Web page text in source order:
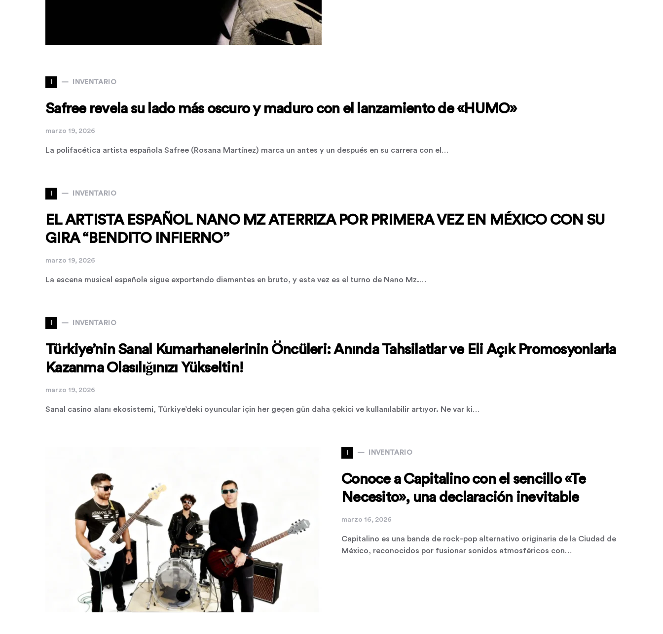
I INVENTARIO
Safree revela su lado más oscuro y maduro con el lanzamiento de «HUMO»
marzo 19, 2026
La polifacética artista española Safree (Rosana Martínez) marca un antes y un después en su carrera con el…
I INVENTARIO
EL ARTISTA ESPAÑOL NANO MZ ATERRIZA POR PRIMERA VEZ EN MÉXICO CON SU
GIRA “BENDITO INFIERNO”
marzo 19, 2026
La escena musical española sigue exportando diamantes en bruto, y esta vez es el turno de Nano Mz.…
I INVENTARIO
Türkiye’nin Sanal Kumarhanelerinin Öncüleri: Anında Tahsilatlar ve Eli Açık Promosyonlarla
Kazanma Olasılığınızı Yükseltin!
marzo 19, 2026
Sanal casino alanı ekosistemi, Türkiye’deki oyuncular için her geçen gün daha çekici ve kullanılabilir artıyor. Ne var ki…
I INVENTARIO
Conoce a Capitalino con el sencillo «Te
Necesito», una declaración inevitable
marzo 16, 2026
Capitalino es una banda de rock-pop alternativo originaria de la Ciudad de
México, reconocidos por fusionar sonidos atmosféricos con…